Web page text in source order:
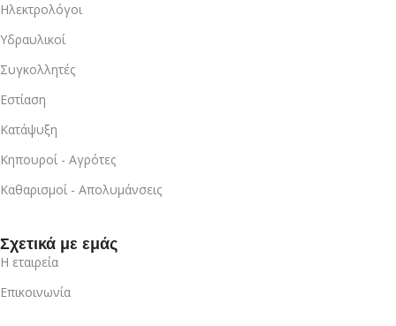
Ηλεκτρολόγοι
Υδραυλικοί
Συγκολλητές
Εστίαση
Κατάψυξη
Κηπουροί - Αγρότες
Καθαρισμοί - Απολυμάνσεις
Σχετικά με εμάς
Η εταιρεία
Επικοινωνία